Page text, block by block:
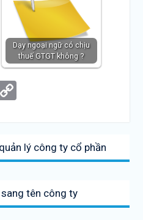
Dạy ngoại ngữ có chịu
thuế GTGT không ?
Copy
lý công ty cổ phần
tên công ty